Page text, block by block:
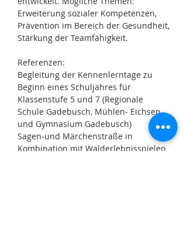
Erweiterung sozialer Kompetenzen,
Prävention im Bereich der Gesundheit,
Stärkung der Teamfähigkeit.
Referenzen:
Begleitung der Kennenlerntage zu
Beginn eines Schuljahres für
Klassenstufe 5 und 7 (Regionale
Schule Gadebusch, Mühlen- Eichsen
und Gymnasium Gadebusch)
Sagen-und Märchenstraße in
Kombination mit Walderlebnisspielen